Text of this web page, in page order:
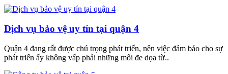
Dịch vụ bảo vệ uy tín tại quận 4
Quận 4 đang rất được chú trọng phát triển, nên việc đảm bảo cho sự
phát triển ấy không vấp phải những mối đe dọa từ..